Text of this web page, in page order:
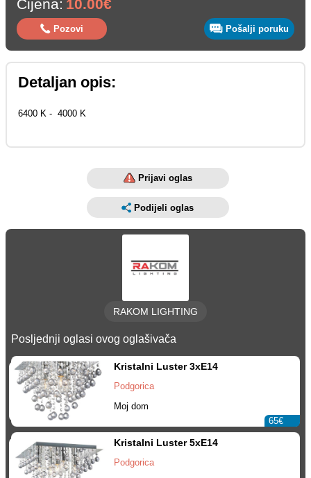
Cijena: 10.00€
Pozovi Pošalji poruku
Detaljan opis:
6400 K - 4000 K
Prijavi oglas
Podijeli oglas
RAKOM LIGHTING
Posljednji oglasi ovog oglašivača
Kristalni Luster 3xE14
Podgorica
Moj dom
65€
Kristalni Luster 5xE14
Podgorica